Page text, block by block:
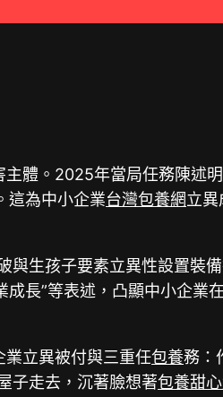
體。2025年當局任務陳述
這為中小企業台灣包養網立異
與生孩子要素立異性設置裝
成長”等表述，凸顯中小企業
立異被付與三重任包養務：
子走去，沉著臉想著包養甜